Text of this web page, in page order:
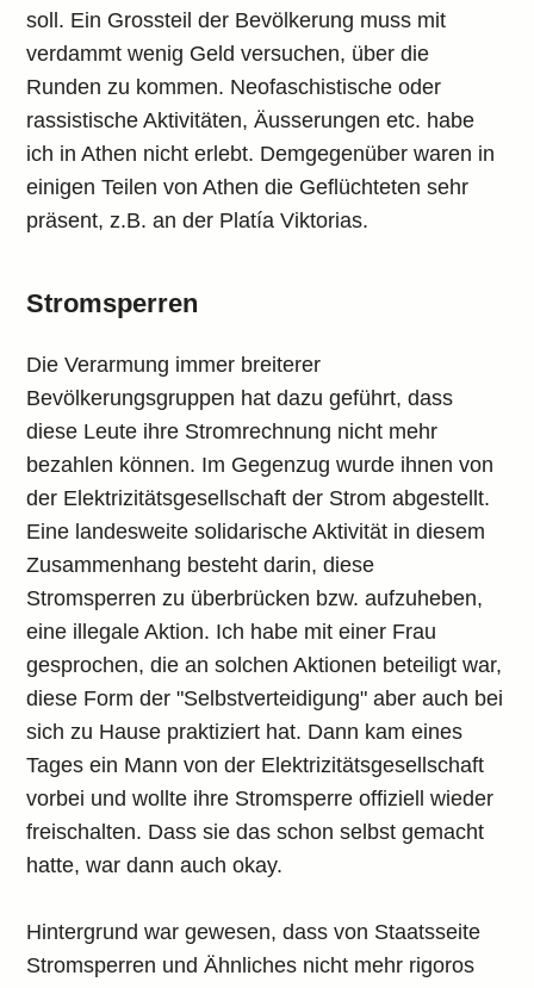
soll. Ein Grossteil der Bevölkerung muss mit
verdammt wenig Geld versuchen, über die
Runden zu kommen. Neofaschistische oder
rassistische Aktivitäten, Äusserungen etc. habe
ich in Athen nicht erlebt. Demgegenüber waren in
einigen Teilen von Athen die Geflüchteten sehr
präsent, z.B. an der Platía Viktorias.
Stromsperren
Die Verarmung immer breiterer
Bevölkerungsgruppen hat dazu geführt, dass
diese Leute ihre Stromrechnung nicht mehr
bezahlen können. Im Gegenzug wurde ihnen von
der Elektrizitätsgesellschaft der Strom abgestellt.
Eine landesweite solidarische Aktivität in diesem
Zusammenhang besteht darin, diese
Stromsperren zu überbrücken bzw. aufzuheben,
eine illegale Aktion. Ich habe mit einer Frau
gesprochen, die an solchen Aktionen beteiligt war,
diese Form der "Selbstverteidigung" aber auch bei
sich zu Hause praktiziert hat. Dann kam eines
Tages ein Mann von der Elektrizitätsgesellschaft
vorbei und wollte ihre Stromsperre offiziell wieder
freischalten. Dass sie das schon selbst gemacht
hatte, war dann auch okay.
Hintergrund war gewesen, dass von Staatsseite
Stromsperren und Ähnliches nicht mehr rigoros